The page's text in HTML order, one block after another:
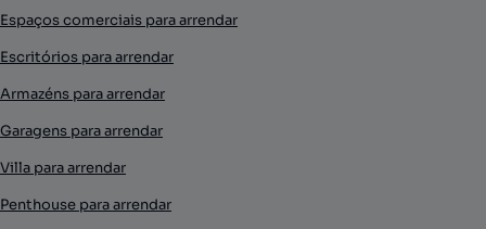
Espaços comerciais para arrendar
Escritórios para arrendar
Armazéns para arrendar
Garagens para arrendar
Villa para arrendar
Penthouse para arrendar